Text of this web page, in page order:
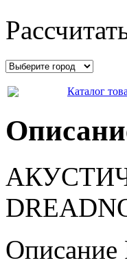
Каталог
Описание